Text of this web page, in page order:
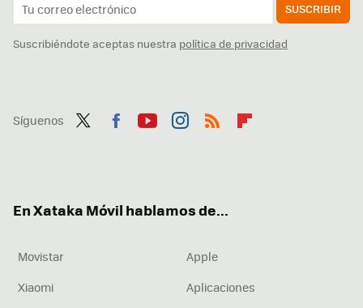
SUSCRIBIR
Suscribiéndote aceptas nuestra política de privacidad
Síguenos
En Xataka Móvil hablamos de...
Movistar
Apple
Xiaomi
Aplicaciones